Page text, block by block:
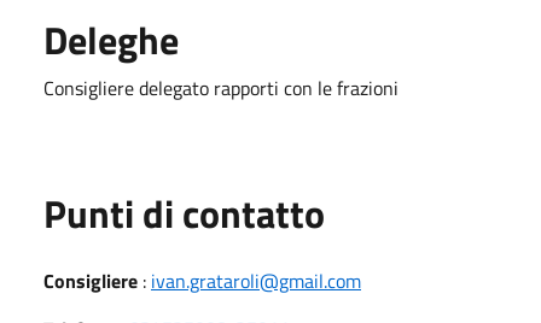
Deleghe
Consigliere delegato rapporti con le frazioni
Punti di contatto
Consigliere : ivan.grataroli@gmail.com